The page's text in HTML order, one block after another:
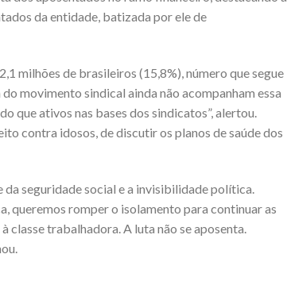
da entidade, batizada por ele de
milhões de brasileiros (15,8%), número que segue
movimento sindical ainda não acompanham essa
que ativos nas bases dos sindicatos”, alertou.
contra idosos, de discutir os planos de saúde dos
seguridade social e a invisibilidade política.
queremos romper o isolamento para continuar as
classe trabalhadora. A luta não se aposenta.